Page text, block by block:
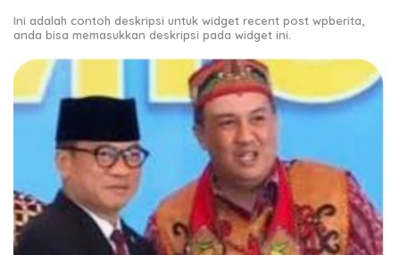
Ini adalah contoh deskripsi untuk widget recent post wpberita,
anda bisa memasukkan deskripsi pada widget ini.